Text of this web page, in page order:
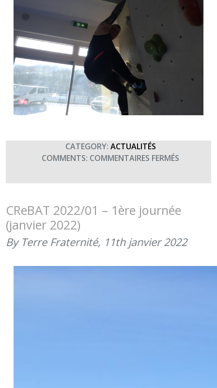
CATEGORY: ACTUALITÉS
COMMENTS: COMMENTAIRES FERMÉS
2022/1,
LA
JOURNÉE
CReBAT 2022/01 – 1ère journée
(janvier 2022)
By Terre Fraternité, 11th janvier 2022